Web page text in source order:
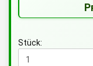
Stück: